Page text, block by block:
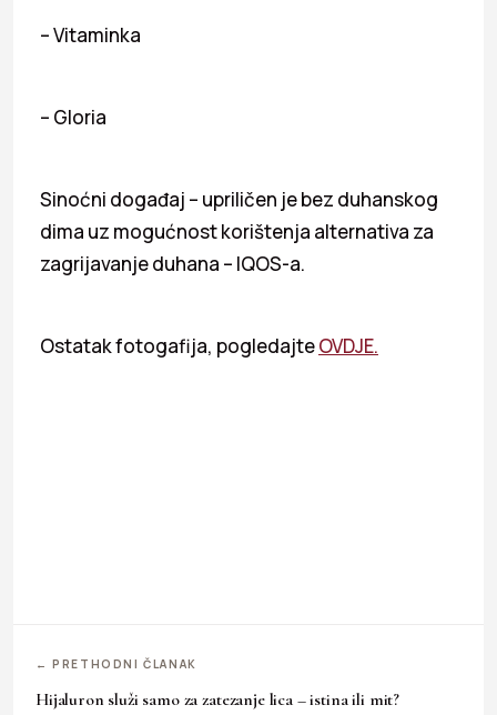
– Vitaminka
– Gloria
Sinoćni događaj – upriličen je bez duhanskog
dima uz mogućnost korištenja alternativa za
zagrijavanje duhana – IQOS-a.
Ostatak fotogafija, pogledajteOVDJE.
← PRETHODNI ČLANAK
Hijaluron služi samo za zatezanje lica – istina ili mit?